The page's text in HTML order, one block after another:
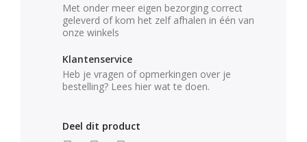
Met onder meer eigen bezorging correct
geleverd of kom het zelf afhalen in één van
onze winkels
Klantenservice
Heb je vragen of opmerkingen over je
bestelling? Lees hier wat te doen.
Deel dit product